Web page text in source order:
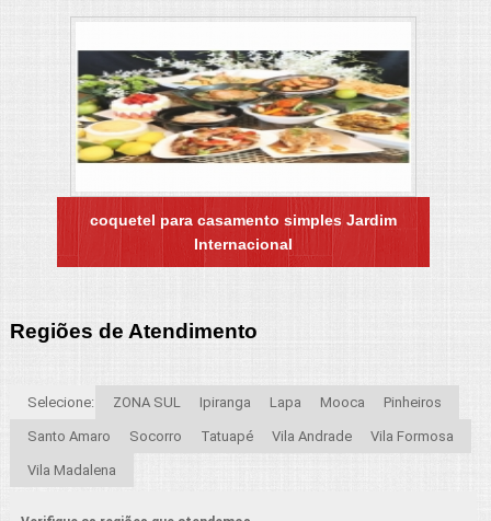
coquetel para casamento simples Jardim
Internacional
Regiões de Atendimento
Selecione: ZONA SUL Ipiranga Lapa Mooca Pinheiros
Santo Amaro Socorro Tatuapé Vila Andrade Vila Formosa
Vila Madalena